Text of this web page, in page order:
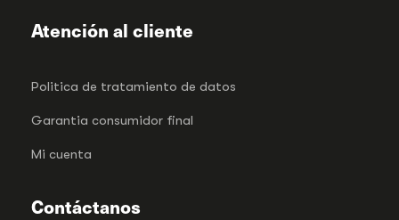
Atención al cliente
Politica de tratamiento de datos
Garantia consumidor final
Mi cuenta
Contáctanos